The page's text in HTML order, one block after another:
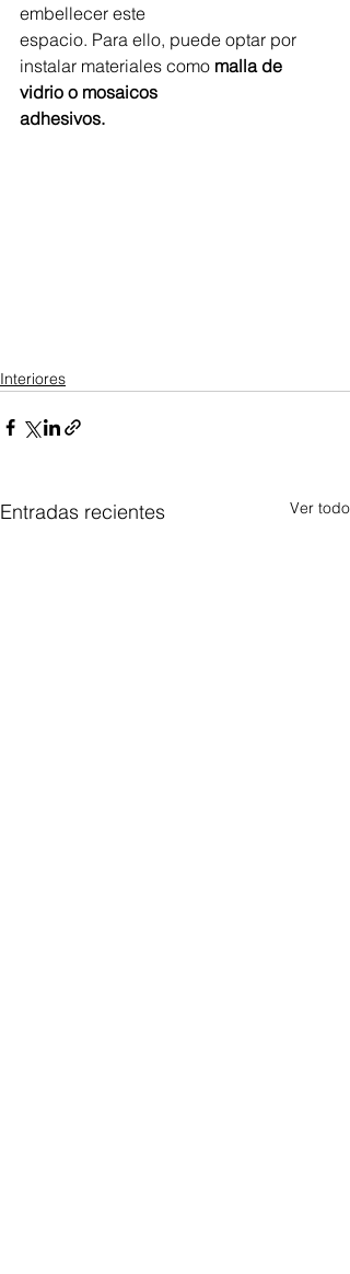
embellecer este
espacio. Para ello, puede optar por
instalar materiales como malla de
vidrio o mosaicos
adhesivos.
Interiores
Entradas recientes Ver todo